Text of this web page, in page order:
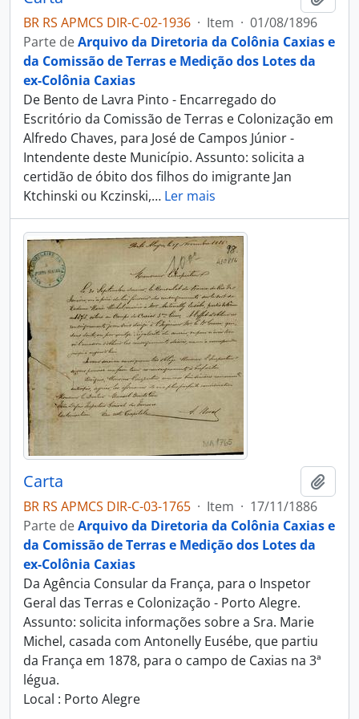
BR RS APMCS DIR-C-02-1936 · Item · 01/08/1896
Parte deArquivo da Diretoria da Colônia Caxias e
da Comissão de Terras e Medição dos Lotes da
ex-Colônia Caxias
De Bento de Lavra Pinto - Encarregado do
Escritório da Comissão de Terras e Colonização em
Alfredo Chaves, para José de Campos Júnior -
Intendente deste Município. Assunto: solicita a
certidão de óbito dos filhos do imigrante Jan
Ktchinski ou Kczinski,… Ler mais
Carta
BR RS APMCS DIR-C-03-1765 · Item · 17/11/1886
Parte deArquivo da Diretoria da Colônia Caxias e
da Comissão de Terras e Medição dos Lotes da
ex-Colônia Caxias
Da Agência Consular da França, para o Inspetor
Geral das Terras e Colonização - Porto Alegre.
Assunto: solicita informações sobre a Sra. Marie
Michel, casada com Antonelly Eusébe, que partiu
da França em 1878, para o campo de Caxias na 3ª
légua.
Local : Porto Alegre